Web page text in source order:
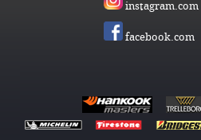
instagram.com
facebook.com